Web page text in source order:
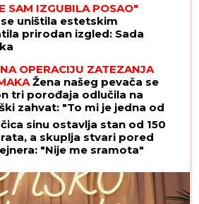
SAM IZGUBILA POSAO"
uništila estetskim
prirodan izgled: Sada
OPERACIJU ZATEZANJA
Žena našeg pevača se
tri porođaja odlučila na
zahvat: "To mi je jedna od
odluka"
sinu ostavlja stan od 150
a skuplja stvari pored
"Nije me sramota"